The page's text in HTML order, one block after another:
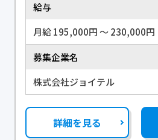
給与
月給 195,000円 〜 230,000円
募集企業名
株式会社ジョイテル
詳細を見る